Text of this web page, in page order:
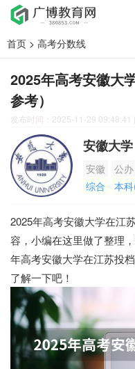
首页 > 高考分数线
2025年高考安徽大
参考）
发布时间：2025-11-29 09:48:41 |
安徽大学
安徽
公办
综合
本
2025年高考安徽大学在江
容，小编在这里做了整理
年高考安徽大学在江苏投
了解一下吧！